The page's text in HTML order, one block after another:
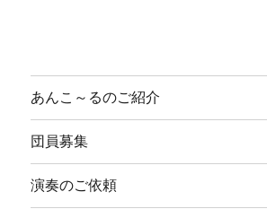
あんこ～るのご紹介
団員募集
演奏のご依頼